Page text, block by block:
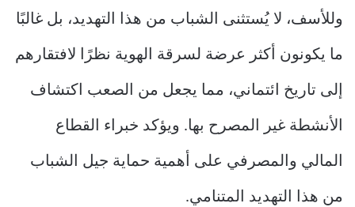
وللأسف، لا يُستثنى الشباب من هذا التهديد، بل غالبًا
ما يكونون أكثر عرضة لسرقة الهوية نظرًا لافتقارهم
إلى تاريخ ائتماني، مما يجعل من الصعب اكتشاف
الأنشطة غير المصرح بها. ويؤكد خبراء القطاع
المالي والمصرفي على أهمية حماية جيل الشباب
من هذا التهديد المتنامي.